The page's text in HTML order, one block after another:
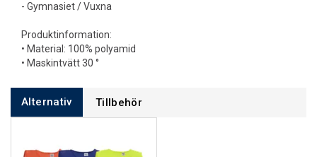
- Gymnasiet / Vuxna
Produktinformation:
• Material: 100% polyamid
• Maskintvätt 30 °
Alternativ Tillbehör